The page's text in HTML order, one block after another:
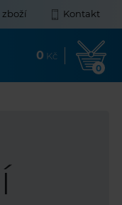
zboží Kontakt
0 Kč
0